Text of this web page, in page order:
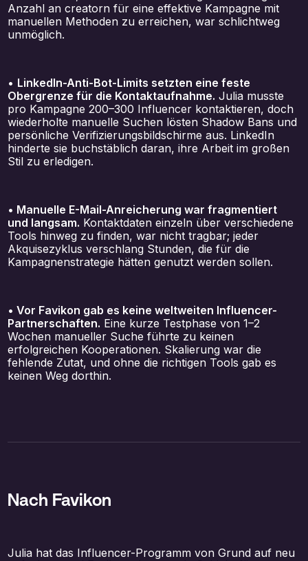
Anzahl an creatorn für eine effektive Kampagne mit
manuellen Methoden zu erreichen, war schlichtweg
unmöglich.
• LinkedIn-Anti-Bot-Limits setzten eine feste
Obergrenze für die Kontaktaufnahme. Julia musste
pro Kampagne 200–300 Influencer kontaktieren, doch
wiederholte manuelle Suchen lösten Shadow Bans und
persönliche Verifizierungsbildschirme aus. LinkedIn
hinderte sie buchstäblich daran, ihre Arbeit im großen
Stil zu erledigen.
• Manuelle E-Mail-Anreicherung war fragmentiert
und langsam. Kontaktdaten einzeln über verschiedene
Tools hinweg zu finden, war nicht tragbar; jeder
Akquisezyklus verschlang Stunden, die für die
Kampagnenstrategie hätten genutzt werden sollen.
• Vor Favikon gab es keine weltweiten Influencer-
Partnerschaften. Eine kurze Testphase von 1–2
Wochen manueller Suche führte zu keinen
erfolgreichen Kooperationen. Skalierung war die
fehlende Zutat, und ohne die richtigen Tools gab es
keinen Weg dorthin.
Nach Favikon
Julia hat das Influencer-Programm von Grund auf neu